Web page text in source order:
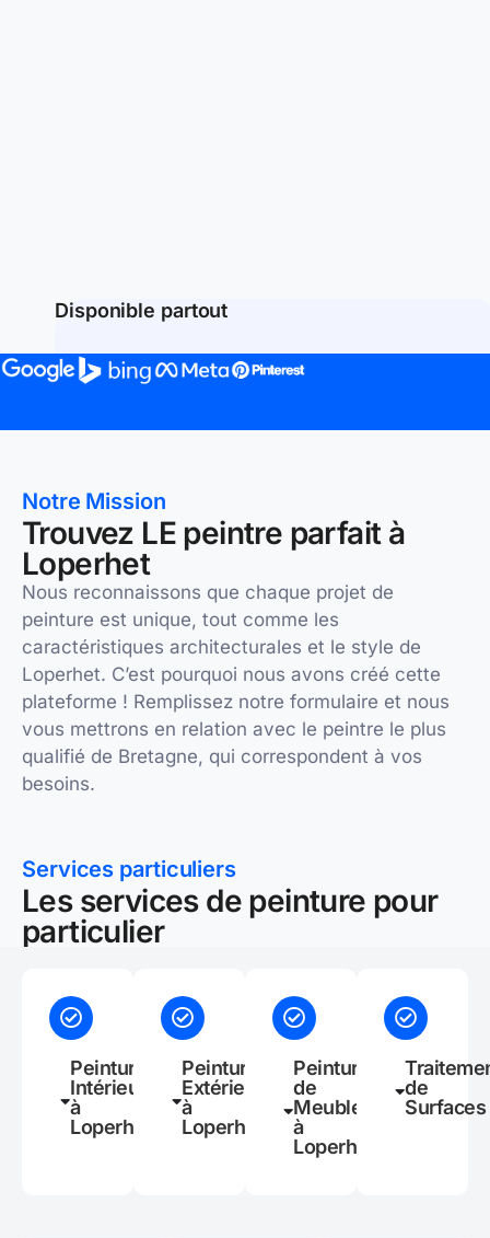
Disponible partout
Notre Mission
Trouvez LE peintre parfait à
Loperhet
Nous reconnaissons que chaque projet de
peinture est unique, tout comme les
caractéristiques architecturales et le style de
Loperhet. C’est pourquoi nous avons créé cette
plateforme ! Remplissez notre formulaire et nous
vous mettrons en relation avec le peintre le plus
qualifié de Bretagne, qui correspondent à vos
besoins.
Services particuliers
Les services de peinture pour
particulier
Peinture
Intérieure
à
Loperhet
Peinture
Extérieure
à
Loperhet
Peinture
de
Meubles
à
Loperhet
de
Surfaces